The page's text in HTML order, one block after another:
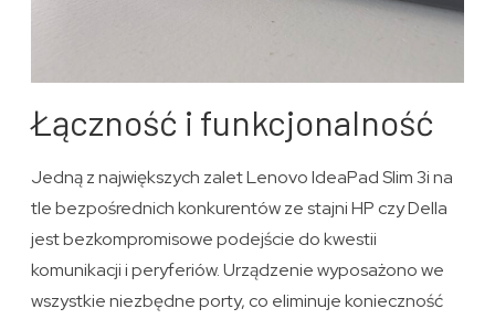
Łączność i funkcjonalność
Jedną z największych zalet Lenovo IdeaPad Slim 3i na
tle bezpośrednich konkurentów ze stajni HP czy Della
jest bezkompromisowe podejście do kwestii
komunikacji i peryferiów. Urządzenie wyposażono we
wszystkie niezbędne porty, co eliminuje konieczność